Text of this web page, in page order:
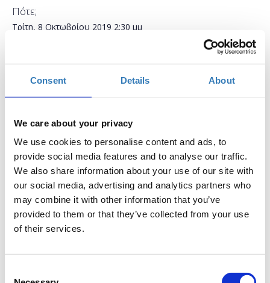
Consent Details About
We care about your privacy
We use cookies to personalise content and ads, to
provide social media features and to analyse our traffic.
We also share information about your use of our site with
our social media, advertising and analytics partners who
may combine it with other information that you’ve
provided to them or that they’ve collected from your use
of their services.
Πότε;
Τρίτη, 8 Οκτωβρίου 2019 2:30 μμ
Μύλος Ματσόπουλου , Τρίκαλα
Συμμετοχή Η περίοδος εγγραφών έχει λήξει.
Το σεμινάριο απευθύνεται σε εκπαιδευτικούς της
οποίοι επιθυμούν να ανακαλύψουν τον κόσμο του